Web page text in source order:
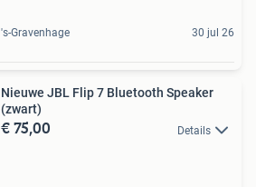
's-Gravenhage 30 jul 26
Nieuwe JBL Flip 7 Bluetooth Speaker
(zwart)
€ 75,00 Details